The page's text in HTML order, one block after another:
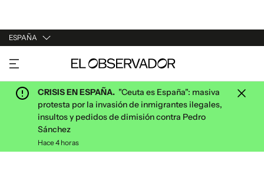
ESPAÑA
URUGUAY
ARGENTINA
ESPAÑA
ESTADOS UNIDOS
CRISIS EN ESPAÑA. "Ceuta es España": masiva
protesta por la invasión de inmigrantes ilegales,
insultos y pedidos de dimisión contra Pedro
Sánchez
Hace 4 horas